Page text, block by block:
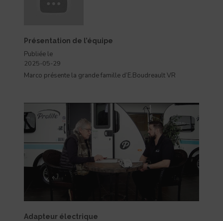
Présentation de l’équipe
Publiée le
2025-05-29
Marco présente la grande famille d’E.Boudreault VR
Adapteur électrique